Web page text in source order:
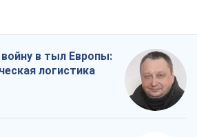
в тыл Европы:
логистика